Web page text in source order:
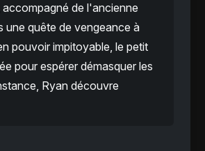
de l'ancienne
une quête de vengeance à
pouvoir impitoyable, le petit
pour espérer démasquer les
Ryan découvre